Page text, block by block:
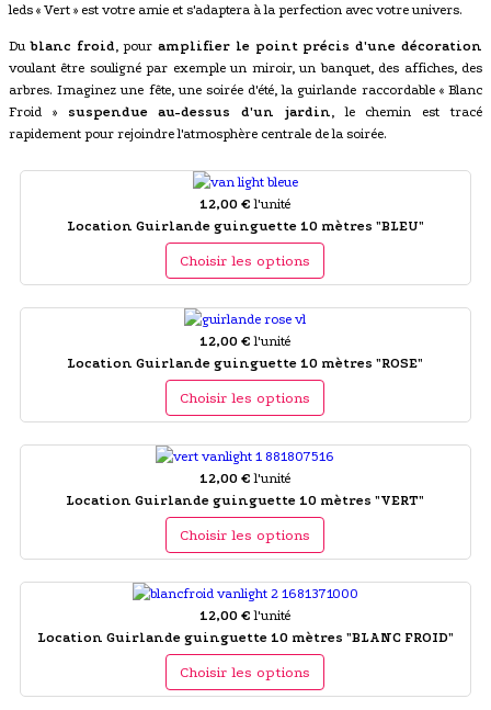
leds « Vert » est votre amie et s'adaptera à la perfection avec votre univers.
Dublanc froid, pouramplifier le point précis d'une décoration
voulant être souligné par exemple un miroir, un banquet, des affiches, des
arbres. Imaginez une fête, une soirée d'été, la guirlande raccordable « Blanc
Froid »
suspendue au-dessus d'un jardin, le chemin est tracé
rapidement pour rejoindre l'atmosphère centrale de la soirée.
12,00 € l'unité
Location Guirlande guinguette 10 mètres "BLEU"
Choisir les options
12,00 € l'unité
Location Guirlande guinguette 10 mètres "ROSE"
Choisir les options
12,00 € l'unité
Location Guirlande guinguette 10 mètres "VERT"
Choisir les options
12,00 € l'unité
Location Guirlande guinguette 10 mètres "BLANC FROID"
Choisir les options